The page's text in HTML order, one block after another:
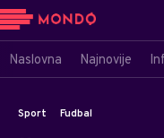
Naslovna Najnovije
Sport Fudbal